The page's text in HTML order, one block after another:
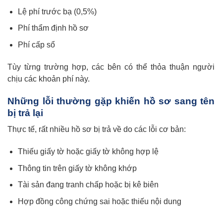
Lệ phí trước bạ (0,5%)
Phí thẩm định hồ sơ
Phí cấp sổ
Tùy từng trường hợp, các bên có thể thỏa thuận người
chịu các khoản phí này.
Những lỗi thường gặp khiến hồ sơ sang tên
bị trả lại
Thực tế, rất nhiều hồ sơ bị trả về do các lỗi cơ bản:
Thiếu giấy tờ hoặc giấy tờ không hợp lệ
Thông tin trên giấy tờ không khớp
Tài sản đang tranh chấp hoặc bị kê biên
Hợp đồng công chứng sai hoặc thiếu nội dung